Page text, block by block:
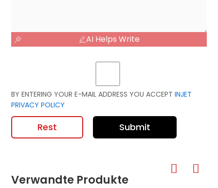
AI Helps Write
BY ENTERING YOUR E-MAIL ADDRESS YOU ACCEPT INJET
PRIVACY POLICY
Rest Submit
Verwandte Produkte